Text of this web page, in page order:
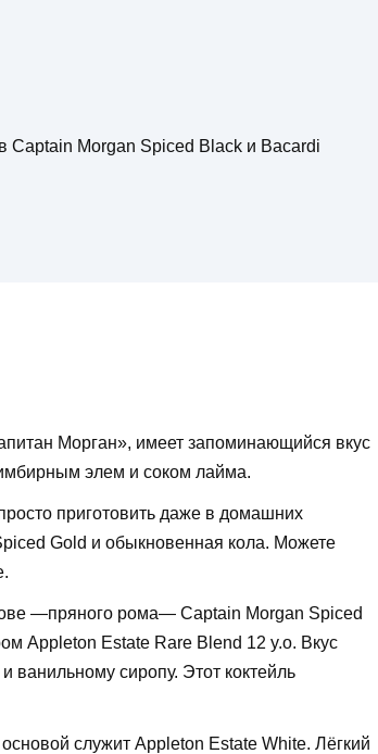
Morgan Spiced Black и Bacardi
Морган», имеет запоминающийся вкус
элем и соком лайма.
приготовить даже в домашних
Gold и обыкновенная кола. Можете
—пряного рома— Captain Morgan Spiced
Appleton Estate Rare Blend 12 y.o. Вкус
ванильному сиропу. Этот коктейль
служит Appleton Estate White. Лёгкий